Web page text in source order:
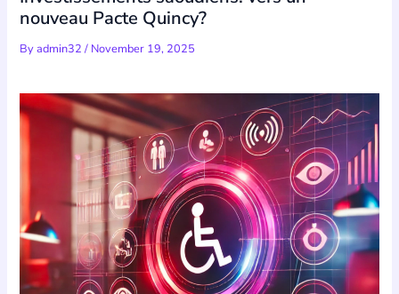
nouveau Pacte Quincy?
Byadmin32/ November 19, 2025